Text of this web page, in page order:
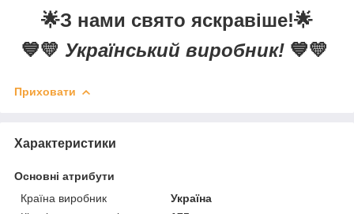
🌟З нами свято яскравіше!🌟
💙💛 Український виробник! 💙💛
Приховати
Характеристики
Основні атрибути
Країна виробник
Україна